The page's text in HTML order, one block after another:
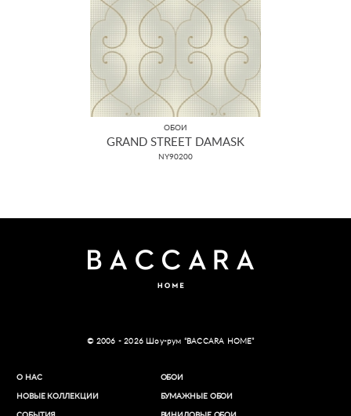
ОБОИ
GRAND STREET DAMASK
NY90200
© 2006 - 2026 Шоу-рум “BACCARA HOME”
О НАС
НОВЫЕ КОЛЛЕКЦИИ
ОБОИ
БУМАЖНЫЕ ОБОИ